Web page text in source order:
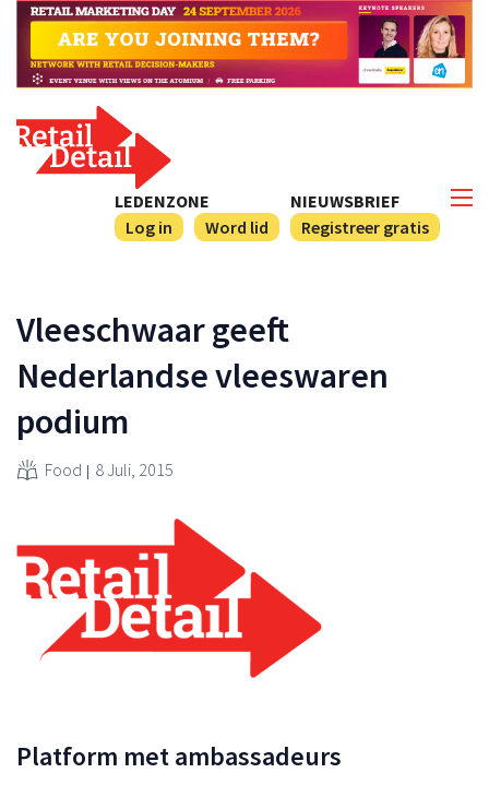
NIEUWSBRIEF
Registreer gratis
LEDENZONE
Log in
Word lid
Vleeschwaar geeft
Nederlandse vleeswaren
podium
Food 8 Juli, 2015
Platform met ambassadeurs